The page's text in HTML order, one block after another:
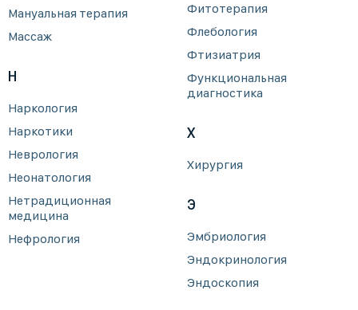
Мануальная терапия
Массаж
Н
Наркология
Наркотики
Неврология
Неонатология
Нетрадиционная
медицина
Нефрология
Фитотерапия
Флебология
Фтизиатрия
Функциональная
диагностика
Х
Хирургия
Э
Эмбриология
Эндокринология
Эндоскопия